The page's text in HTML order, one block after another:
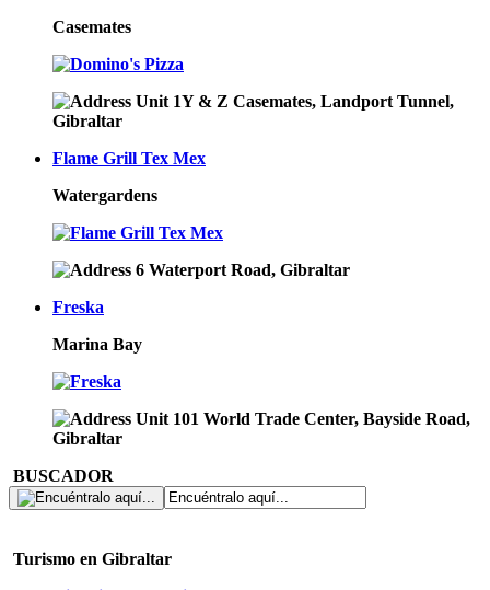
Casemates
Unit 1Y & Z Casemates, Landport Tunnel,
Gibraltar
Flame Grill Tex Mex
Watergardens
6 Waterport Road, Gibraltar
Freska
Marina Bay
Unit 101 World Trade Center, Bayside Road,
Gibraltar
BUSCADOR
Turismo en Gibraltar